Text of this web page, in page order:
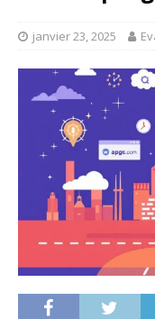
janvier 23, 2025